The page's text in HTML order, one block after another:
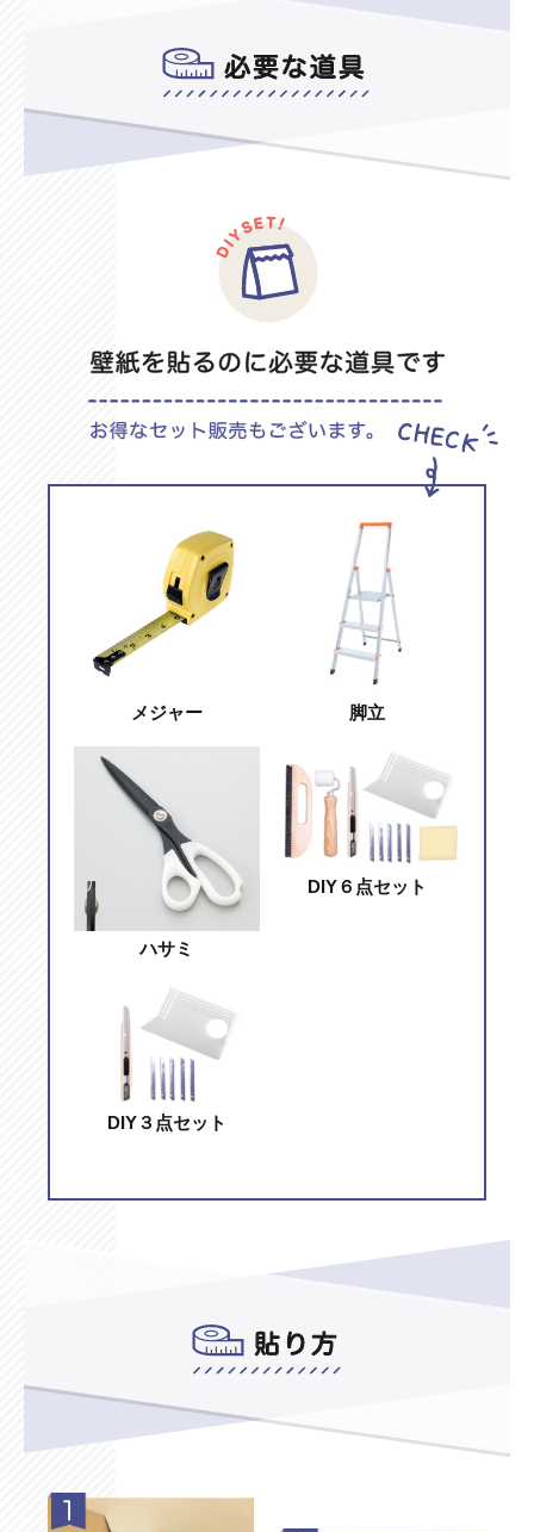
メジャー 脚立
ハサミ
DIY６点セット
DIY３点セット